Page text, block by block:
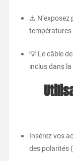
⚠️ N’exposez
températures
💡 Le câble
inclus dans la
Insérez vos
des polarités